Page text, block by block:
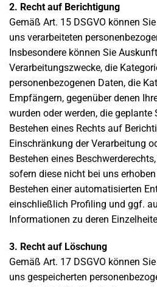
2. Recht auf Berichtigung
Gemäß Art. 15 DSGVO können
uns verarbeiteten
Insbesondere können Sie
Verarbeitungszwecke, die
personenbezogenen Daten, die
Empfängern, gegenüber denen
wurden oder werden, die geplante
Bestehen eines Rechts auf
Einschränkung der Verarbeitung
Bestehen eines
sofern diese nicht bei uns
Bestehen einer automatisierten
einschließlich Profiling und ggf.
Informationen zu deren
3. Recht auf Löschung
Gemäß Art. 17 DSGVO können
uns gespeicherten